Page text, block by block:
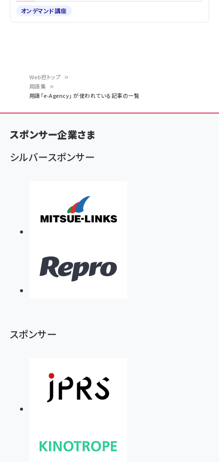
ン
く
ず
Web担トップ
用語集
用語「e-Agency」 が使われている記事の一覧
オンデマンド講座
スポンサー企業さま
シルバースポンサー
スポンサー